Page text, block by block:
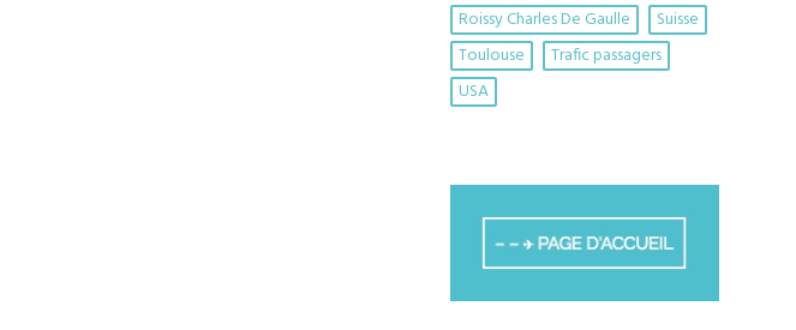
Roissy Charles De Gaulle
Suisse
Toulouse
Trafic passagers
USA